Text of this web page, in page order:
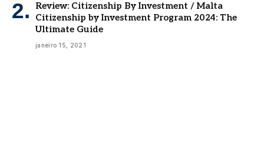
Review: Citizenship By Investment / Malta
Citizenship by Investment Program 2024: The
Ultimate Guide
janeiro 15, 2021